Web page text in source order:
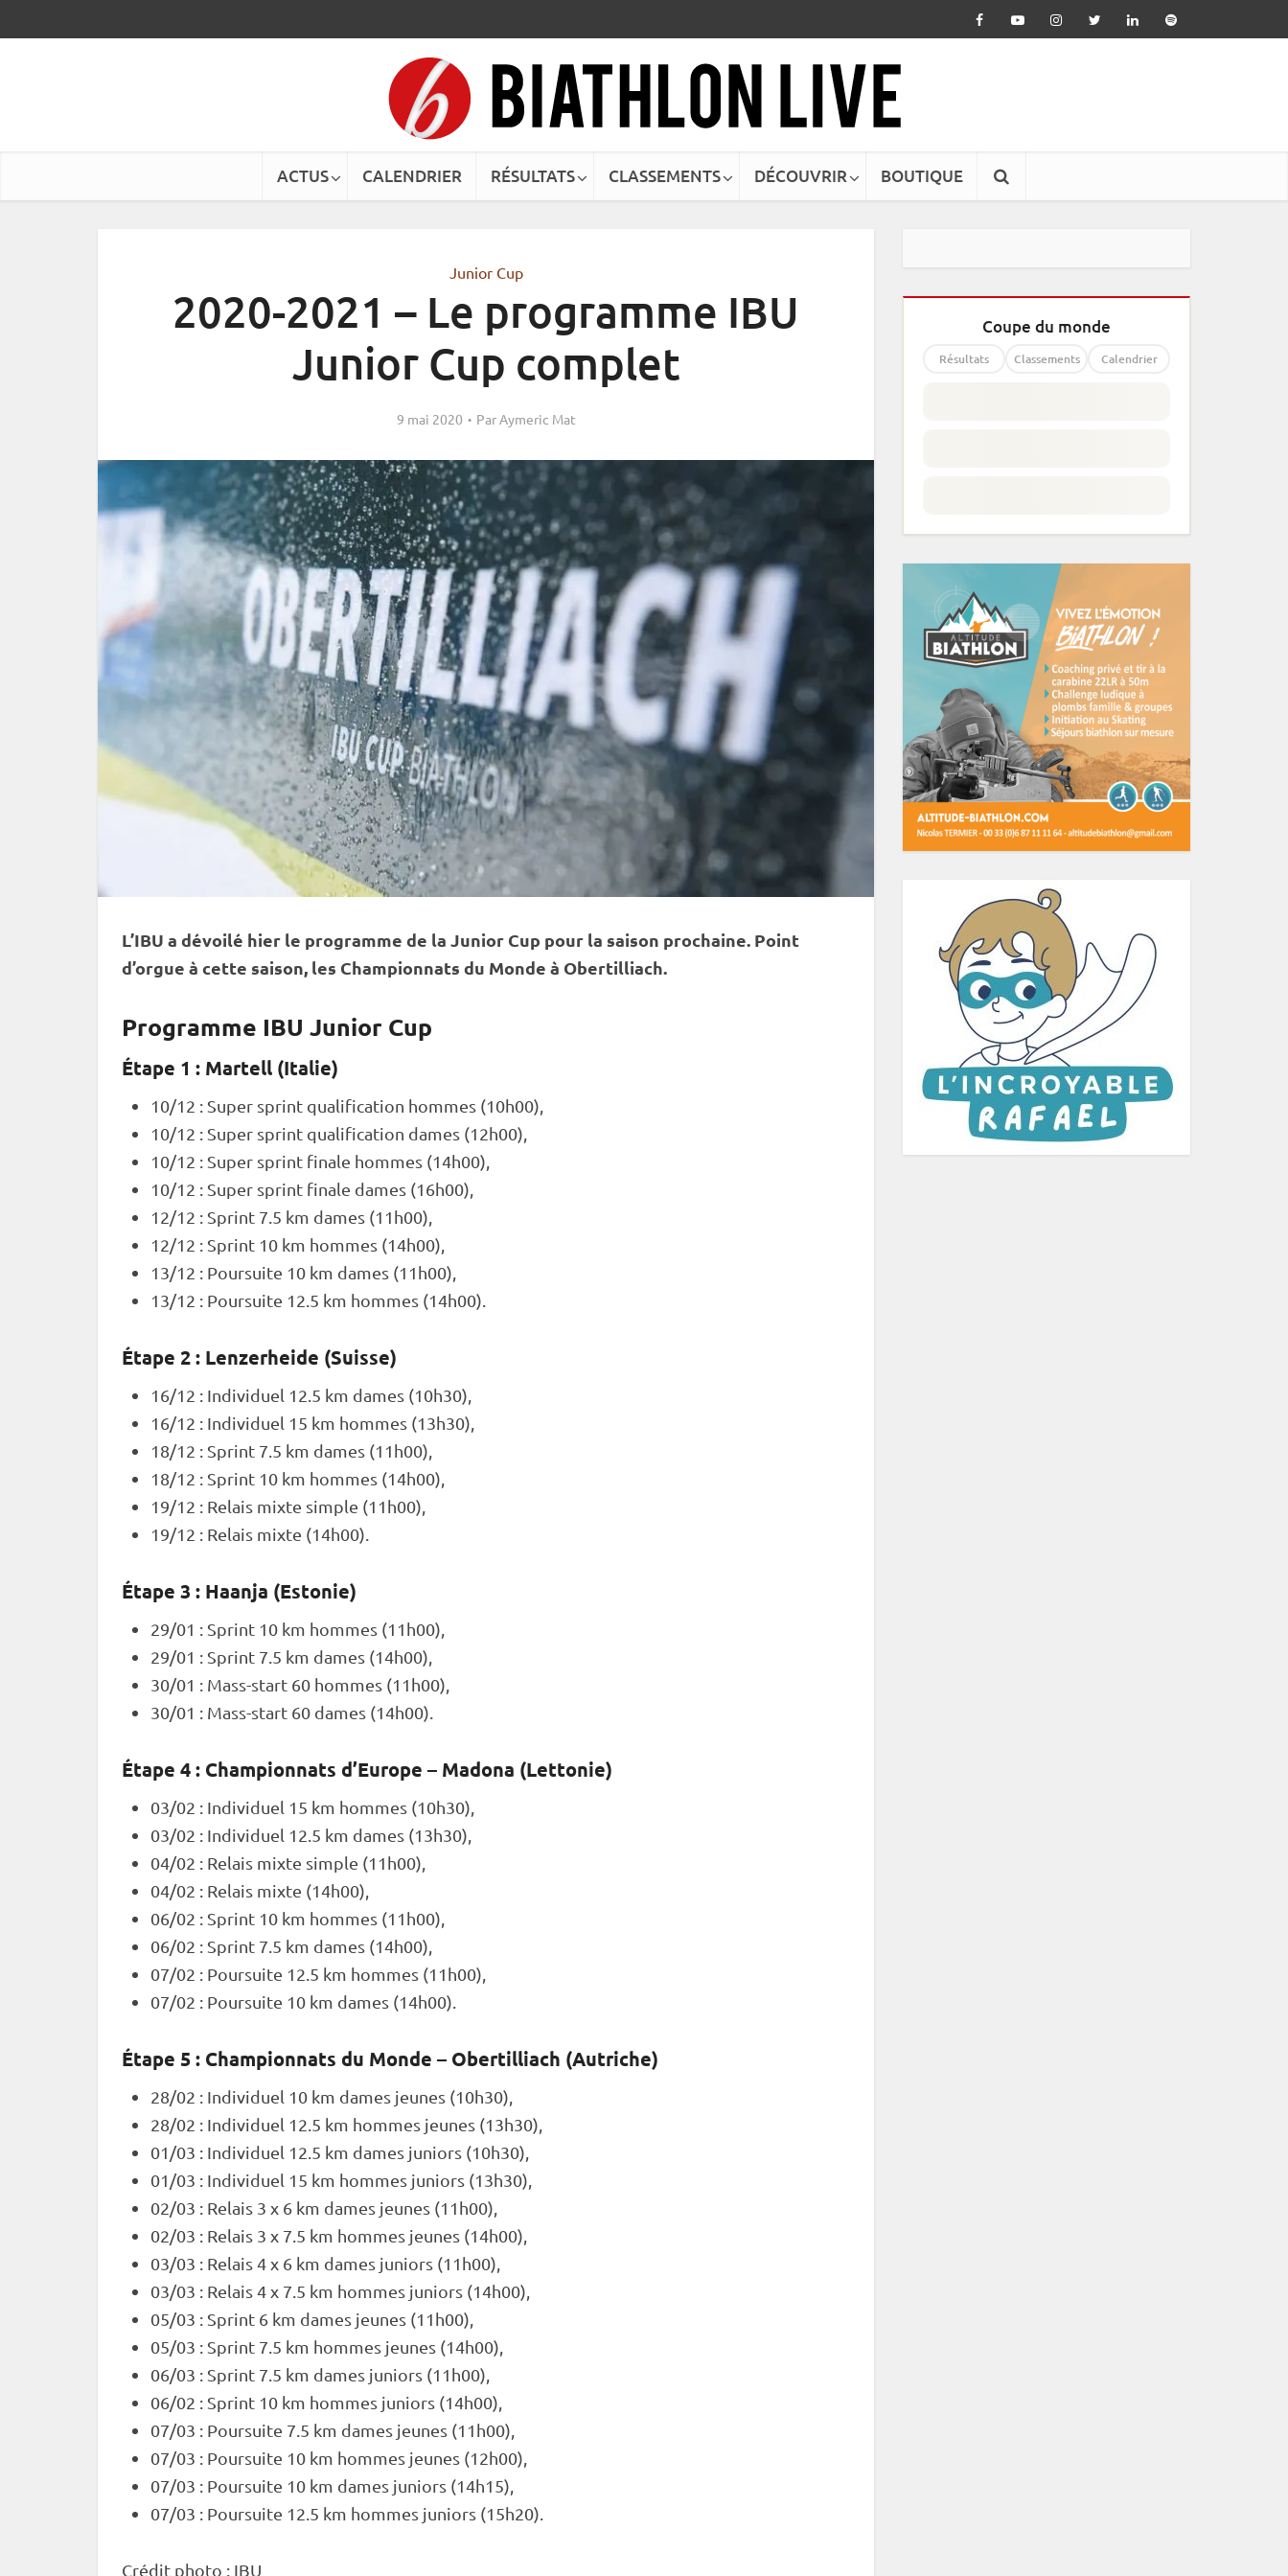
ACTUS CALENDRIER RÉSULTATS CLASSEMENTS DÉCOUVRIR BOUTIQUE
Junior Cup
2020-2021 – Le programme IBU
Junior Cup complet
9 mai 2020 ParAymeric Mat
L’IBU a dévoilé hier le programme de la Junior Cup pour la saison prochaine. Point
d’orgue à cette saison, les Championnats du Monde à Obertilliach.
Programme IBU Junior Cup
Étape 1 : Martell (Italie)
10/12 : Super sprint qualification hommes (10h00),
10/12 : Super sprint qualification dames (12h00),
10/12 : Super sprint finale hommes (14h00),
10/12 : Super sprint finale dames (16h00),
12/12 : Sprint 7.5 km dames (11h00),
12/12 : Sprint 10 km hommes (14h00),
13/12 : Poursuite 10 km dames (11h00),
13/12 : Poursuite 12.5 km hommes (14h00).
Étape 2 : Lenzerheide (Suisse)
16/12 : Individuel 12.5 km dames (10h30),
16/12 : Individuel 15 km hommes (13h30),
18/12 : Sprint 7.5 km dames (11h00),
18/12 : Sprint 10 km hommes (14h00),
19/12 : Relais mixte simple (11h00),
19/12 : Relais mixte (14h00).
Étape 3 : Haanja (Estonie)
29/01 : Sprint 10 km hommes (11h00),
29/01 : Sprint 7.5 km dames (14h00),
30/01 : Mass-start 60 hommes (11h00),
30/01 : Mass-start 60 dames (14h00).
Étape 4 : Championnats d’Europe – Madona (Lettonie)
03/02 : Individuel 15 km hommes (10h30),
03/02 : Individuel 12.5 km dames (13h30),
04/02 : Relais mixte simple (11h00),
04/02 : Relais mixte (14h00),
06/02 : Sprint 10 km hommes (11h00),
06/02 : Sprint 7.5 km dames (14h00),
07/02 : Poursuite 12.5 km hommes (11h00),
07/02 : Poursuite 10 km dames (14h00).
Étape 5 : Championnats du Monde – Obertilliach (Autriche)
28/02 : Individuel 10 km dames jeunes (10h30),
28/02 : Individuel 12.5 km hommes jeunes (13h30),
01/03 : Individuel 12.5 km dames juniors (10h30),
01/03 : Individuel 15 km hommes juniors (13h30),
02/03 : Relais 3 x 6 km dames jeunes (11h00),
02/03 : Relais 3 x 7.5 km hommes jeunes (14h00),
03/03 : Relais4 x 6 km dames juniors (11h00),
03/03 : Relais4 x 7.5 km hommes juniors (14h00),
05/03 : Sprint 6 km dames jeunes (11h00),
05/03 : Sprint 7.5 km hommes jeunes (14h00),
06/03 : Sprint 7.5 km dames juniors (11h00),
06/02 : Sprint 10 km hommes juniors (14h00),
07/03 : Poursuite 7.5 km dames jeunes (11h00),
07/03 : Poursuite 10 km hommes jeunes (12h00),
07/03 : Poursuite 10 km dames juniors (14h15),
07/03 : Poursuite 12.5 km hommes juniors (15h20).
Crédit photo : IBU
Coupe du monde
Résultats Classements Calendrier